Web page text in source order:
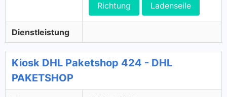
Richtung Ladenseile
Dienstleistung
Kiosk DHL Paketshop 424 - DHL
PAKETSHOP